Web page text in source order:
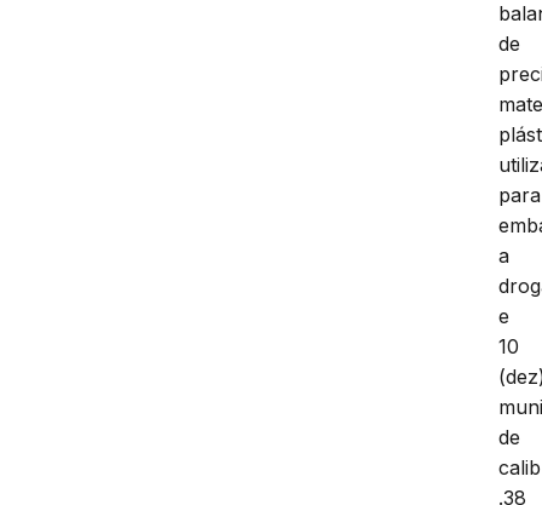
de
para
a
e
10
de
.38